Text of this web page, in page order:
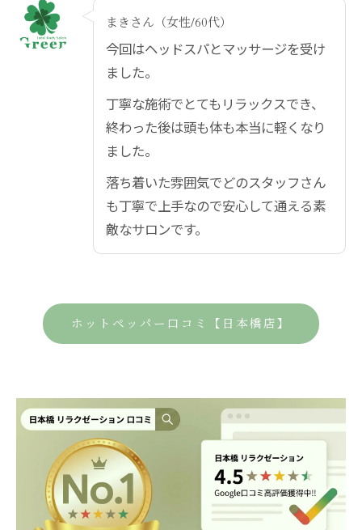
まきさん（女性/60代）
今回はヘッドスパとマッサージを受け
ました。
丁寧な施術でとてもリラックスでき、
終わった後は頭も体も本当に軽くなり
ました。
落ち着いた雰囲気でどのスタッフさん
も丁寧で上手なので安心して通える素
敵なサロンです。
ホットペッパー口コミ【日本橋店】